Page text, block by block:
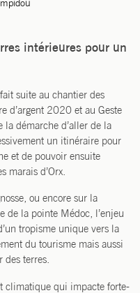
intérieures pour un
suite au chan­tier des
d’argent 2020 et au Geste
démarche d’aller de la
un iti­né­raire pour
et de pou­voir ensuite
marais d’Orx.
ou encore sur la
de la pointe Médoc, l’enjeu
tro­pisme unique vers la
du tou­risme mais aus­si
des terres.
cli­ma­tique qui impacte for­te­